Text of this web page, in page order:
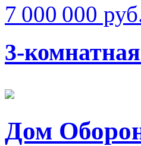
7 000 000
3-
Дом